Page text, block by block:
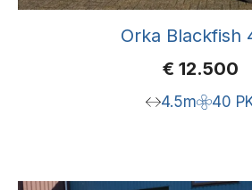
Orka Blackfish
€ 12.500
4.5m 40